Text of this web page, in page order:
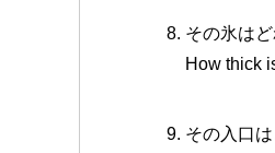
その氷は
How thick
その入口